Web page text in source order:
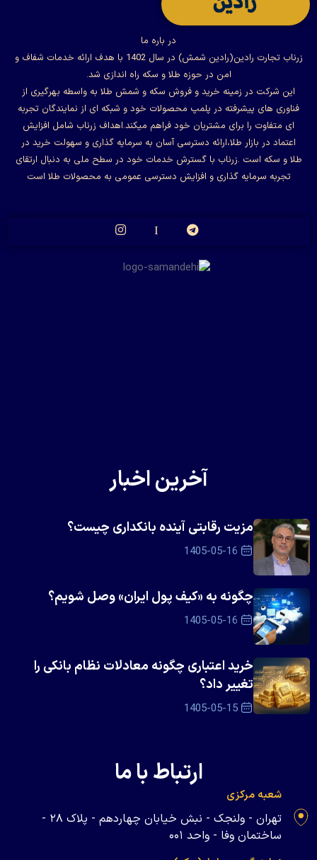
در باره ما
زرناب تجارت رادین(رادین شمش) در سال 1402 با هدف ارائه خدمات شفاف و
امن در حوزه طلا و سکه راه اندازی شد.
این شرکت در زمینه خرید و فروش سکه و شمش طلا به واسطه بهرگیری از
فناوری های پیشرفته در پلمپ محصولات خود و شبکه ای از نمایندگان تجربه
ای متفاوت را برای مشتریان خود فراهم میکند.اهداف زرناب شامل افزایش
اعتماد در بازار طلا،ارائه دسترسی آسان به سرمایه گذاری و سهولت خرید در
طلا و سکه است .زرناب با گسترش خدمات خود در سطح ملی به دنبال ارتقای
تجربه سرمایه گذاری و افزایش دسترسی عمومی به محصولات طلا است
آخرین اخبار
مزیت رقابتی آینده بانکداری چیست؟
1405-05-16
چگونه به «کیف پول ایران» وصل شویم؟
1405-05-16
خرید اعتباری چگونه معادلات نظام بانکی را
تغییر داد؟
1405-05-15
ارتباط با ما
شعبه مرکزی
تهران - ولنجک - نبش خیابان چهاردهم - پلاک ۲۸ -
ساختمان وفا - واحد ۰۰۱